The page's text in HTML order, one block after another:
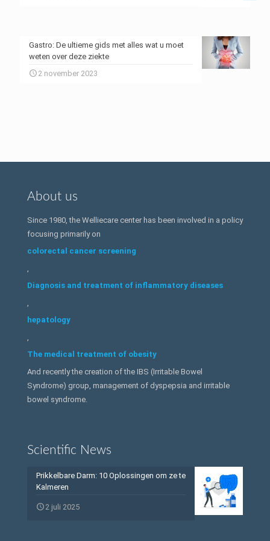
Gastro: De ultieme gids met alles wat u moet
weten over deze ziekte
2 november 2023
About us
Since 1980, the Welliecare center has been involved in a policy
focusing primarily on
colorectal cancer screening
,
Diagnosis and treatment of inflammatory diseases
,
hepatology
,
The medical treatment of obesity
And recently the creation of the IBS (Irritable Bowel
Syndrome) group, management of dyspepsia and irritable
bowel syndrome.
Scientific News
Prikkelbare Darm: 10 Oplossingen om ze te
Kalmeren
2 juli 2025